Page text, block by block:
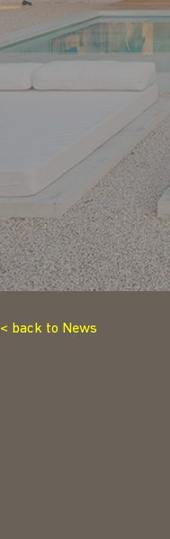
< back to News